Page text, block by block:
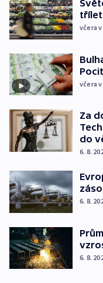
včera v
včera v
Za
do
6. 8.
6. 8.
6. 8.